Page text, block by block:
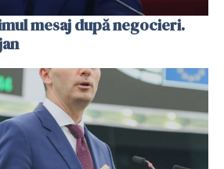
mesaj după negocieri.